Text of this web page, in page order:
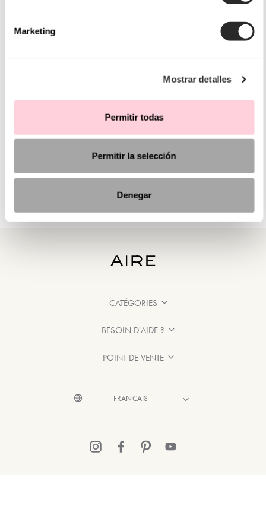
Marketing
Mostrar detalles
Permitir todas
Permitir la selección
Denegar
CATÉGORIES
BESOIN D'AIDE ?
POINT DE VENTE